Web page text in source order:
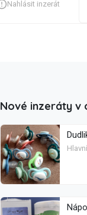
Nahlásit inzerát
Nové inzeráty v